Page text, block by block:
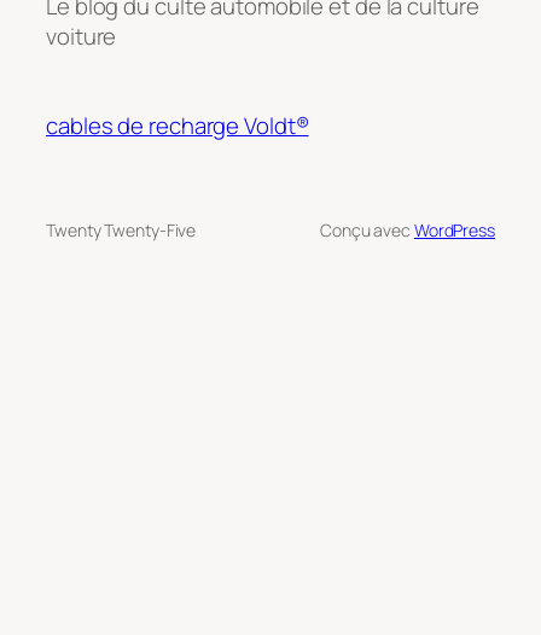
Le blog du culte automobile et de la culture
voiture
cables de recharge Voldt®
Twenty Twenty-Five Conçu avec WordPress